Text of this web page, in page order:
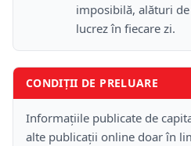
imposibilă, alături
lucrez în fiecare zi.
CONDIȚII DE PRELUARE
Informațiile publicate de
alte publicații online doar în